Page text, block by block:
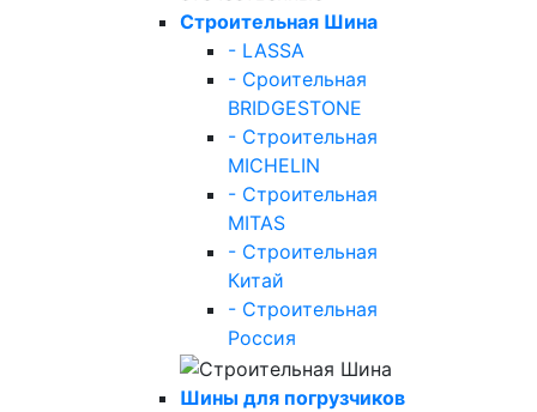
Строительная Шина
- LASSA
- Сроительная
BRIDGESTONE
- Строительная
MICHELIN
- Строительная
MITAS
- Строительная
Китай
- Строительная
Россия
Шины для погрузчиков